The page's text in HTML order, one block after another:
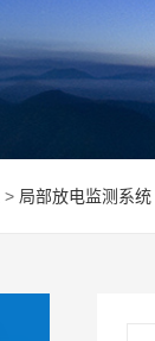
> 局部放电监测系统